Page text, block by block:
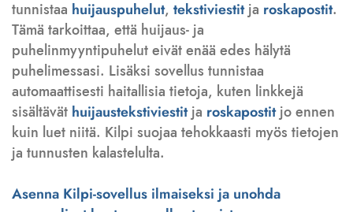
tunnistaa huijauspuhelut, tekstiviestitja roskapostit.
Tämä tarkoittaa, että huijaus- ja
puhelinmyyntipuhelut eivät enää edes hälytä
puhelimessasi. Lisäksi sovellus tunnistaa
automaattisesti haitallisia tietoja, kuten linkkejä
sisältävät huijaustekstiviestitja roskapostitjo ennen
kuin luet niitä. Kilpi suojaa tehokkaasti myös tietojen
ja tunnusten kalastelulta.
Asenna Kilpi-sovellus ilmaiseksi ja unohda